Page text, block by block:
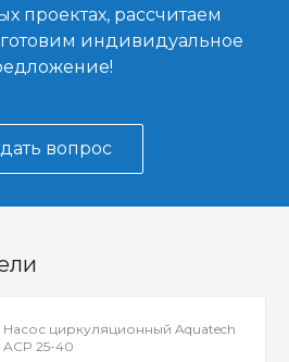
проектах, рассчитаем
индивидуальное
вопрос
Насос циркуляционный Aquatech
ACP 25-40